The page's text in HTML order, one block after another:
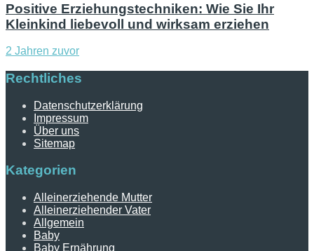
Positive Erziehungstechniken: Wie Sie Ihr
Kleinkind liebevoll und wirksam erziehen
2 Jahren zuvor
Rechtliches
Datenschutzerklärung
Impressum
Über uns
Sitemap
Kategorien
Alleinerziehende Mutter
Alleinerziehender Vater
Allgemein
Baby
Baby Ernährung